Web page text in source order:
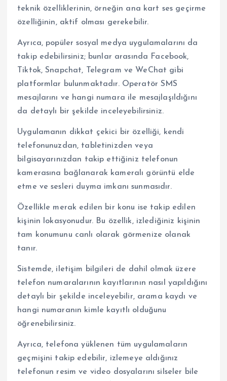
teknik özelliklerinin, örneğin ana kart ses geçirme
özelliğinin, aktif olması gerekebilir.
Ayrıca, popüler sosyal medya uygulamalarını da
takip edebilirsiniz; bunlar arasında Facebook,
Tiktok, Snapchat, Telegram ve WeChat gibi
platformlar bulunmaktadır. Operatör SMS
mesajlarını ve hangi numara ile mesajlaşıldığını
da detaylı bir şekilde inceleyebilirsiniz.
Uygulamanın dikkat çekici bir özelliği, kendi
telefonunuzdan, tabletinizden veya
bilgisayarınızdan takip ettiğiniz telefonun
kamerasına bağlanarak kameralı görüntü elde
etme ve sesleri duyma imkanı sunmasıdır.
Özellikle merak edilen bir konu ise takip edilen
kişinin lokasyonudur. Bu özellik, izlediğiniz kişinin
tam konumunu canlı olarak görmenize olanak
tanır.
Sistemde, iletişim bilgileri de dahil olmak üzere
telefon numaralarının kayıtlarının nasıl yapıldığını
detaylı bir şekilde inceleyebilir, arama kaydı ve
hangi numaranın kimle kayıtlı olduğunu
öğrenebilirsiniz.
Ayrıca, telefona yüklenen tüm uygulamaların
geçmişini takip edebilir, izlemeye aldığınız
telefonun resim ve video dosyalarını silseler bile